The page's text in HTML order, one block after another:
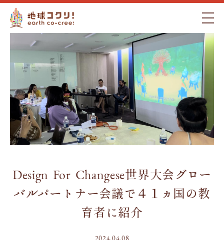
Design For Changese世界大会グロー
バルパートナー会議で４１ヵ国の教
育者に紹介
2024.04.08